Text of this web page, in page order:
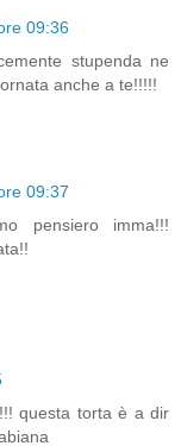
09:36
stupenda ne
anche a te!!!!!
09:37
pensiero imma!!!
questa torta è a dir